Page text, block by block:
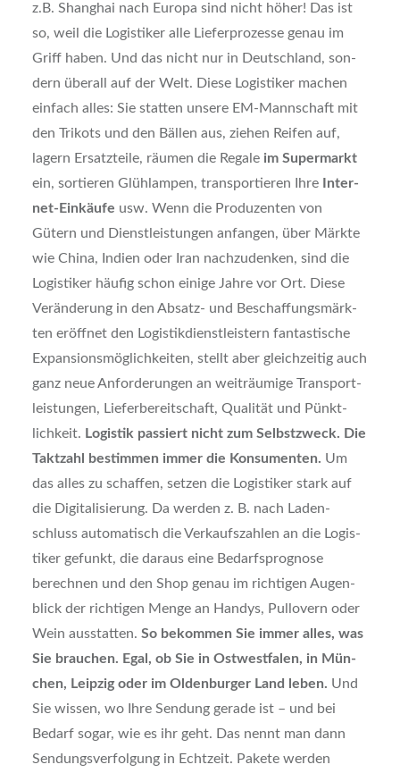
z.B. Shang­hai nach Euro­pa sind nicht höher! Das ist
so, weil die Logis­ti­ker alle Lie­fer­pro­zes­se genau im
Griff haben. Und das nicht nur in Deutsch­land, son­
dern über­all auf der Welt. Die­se Logis­ti­ker machen
ein­fach alles: Sie stat­ten unse­re EM-Mann­schaft mit
den Tri­kots und den Bäl­len aus, zie­hen Rei­fen auf,
lagern Ersatz­tei­le, räu­men die Rega­le im Super­markt
ein, sor­tie­ren Glüh­lam­pen, trans­por­tie­ren Ihre
Inter­
net-Ein­käu­fe usw. Wenn die Pro­du­zen­ten von
Gütern und Dienst­leis­tun­gen anfan­gen, über Märk­te
wie Chi­na, Indi­en oder Iran nach­zu­den­ken, sind die
Logis­ti­ker häu­fig schon eini­ge Jah­re vor Ort. Die­se
Ver­än­de­rung in den Absatz- und Beschaf­fungs­märk­
ten eröff­net den Logis­tik­dienst­leis­tern fan­tas­ti­sche
Expan­si­ons­mög­lich­kei­ten, stellt aber gleich­zei­tig auch
ganz neue Anfor­de­run­gen an weit­räu­mi­ge Trans­port­
leis­tun­gen, Lie­fer­be­reit­schaft, Qua­li­tät und Pünkt­
lich­keit. Logis­tik pas­siert nicht zum Selbst­zweck. Die
Takt­zahl bestim­men immer die Kon­su­men­ten. Um
das alles zu schaf­fen, set­zen die Logis­ti­ker stark auf
die Digi­ta­li­sie­rung. Da wer­den z. B. nach Laden­
schluss auto­ma­tisch die Ver­kaufs­zah­len an die Logis­
ti­ker gefunkt, die dar­aus eine Bedarfs­pro­gno­se
berech­nen und den Shop genau im rich­ti­gen Augen­
blick der rich­ti­gen Men­ge an Han­dys, Pull­overn oder
Wein aus­stat­ten. So bekom­men Sie immer alles, was
Sie brau­chen. Egal, ob Sie in Ost­west­fa­len, in Mün­
chen, Leip­zig oder im Olden­bur­ger Land leben. Und
Sie wis­sen, wo Ihre Sen­dung gera­de ist – und bei
Bedarf sogar, wie es ihr geht. Das nennt man dann
Sen­dungs­ver­fol­gung in Echt­zeit. Pake­te wer­den